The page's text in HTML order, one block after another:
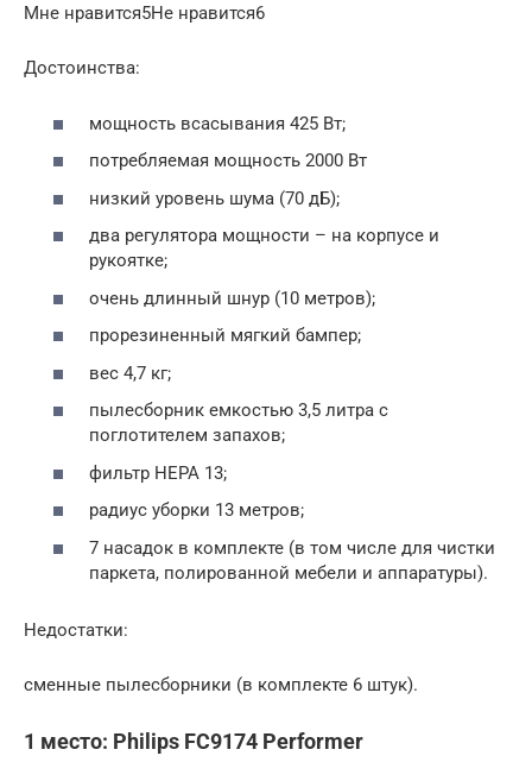
Мне нравится5Не нравится6
Достоинства:
мощность всасывания 425 Вт;
потребляемая мощность 2000 Вт
низкий уровень шума (70 дБ);
два регулятора мощности – на корпусе и
рукоятке;
очень длинный шнур (10 метров);
прорезиненный мягкий бампер;
вес 4,7 кг;
пылесборник емкостью 3,5 литра с
поглотителем запахов;
фильтр HEPA 13;
радиус уборки 13 метров;
7 насадок в комплекте (в том числе для чистки
паркета, полированной мебели и аппаратуры).
Недостатки:
сменные пылесборники (в комплекте 6 штук).
1 место: Philips FC9174 Performer